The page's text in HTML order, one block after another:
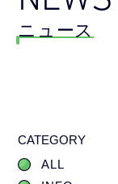
ニュース
CATEGORY
ALL